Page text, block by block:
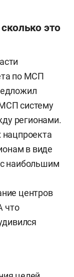
это
по МСП
систему
регионами.
в виде
наибольшим
центров
что